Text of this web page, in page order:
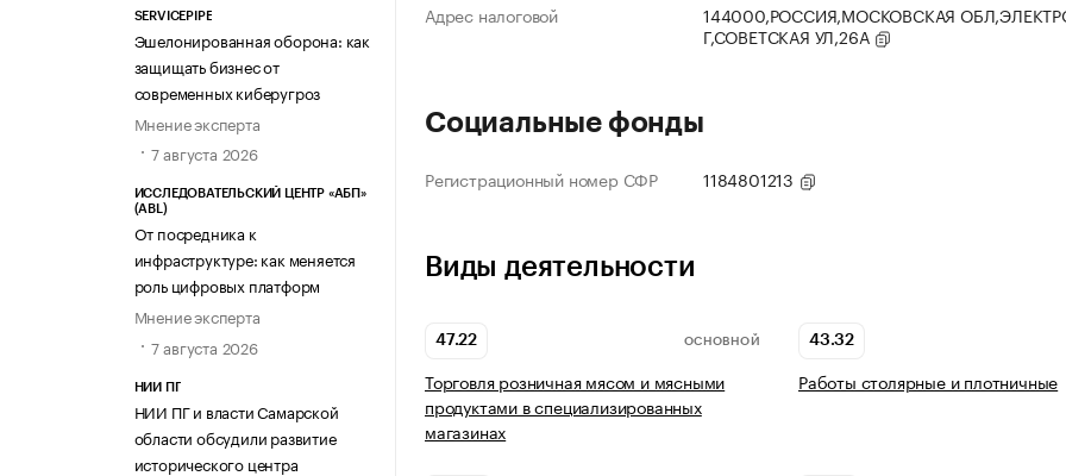
SERVICEPIPE
Эшелонированная оборона: как
защищать бизнес от
современных киберугроз
Мнение эксперта
7 августа 2026
ИССЛЕДОВАТЕЛЬСКИЙ ЦЕНТР «АБП»
(ABL)
От посредника к
инфраструктуре: как меняется
роль цифровых платформ
Мнение эксперта
7 августа 2026
НИИ ПГ
НИИ ПГ и власти Самарской
области обсудили развитие
исторического центра
Адрес налоговой
144000,РОССИЯ,МОСКОВСКАЯ
Г,СОВЕТСКАЯ УЛ,26А
Социальные фонды
Регистрационный номер СФР 1184801213
Виды деятельности
47.22 ОСНОВНОЙ
Торговля розничная мясом и мясными
продуктами в специализированных
магазинах
43.32
Работы столярные и плотничные